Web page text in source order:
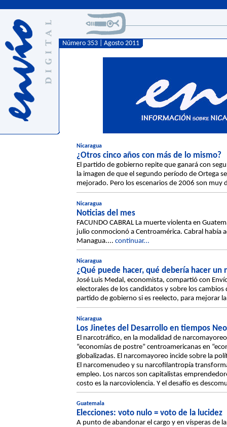
Número 353 | Agosto 2011
Nicaragua
¿Otros cinco años con más de lo mismo?
El partido de gobierno repite que ganará con
la imagen de que el segundo período de Ortega
mejorado. Pero los escenarios de 2006 son
Nicaragua
Noticias del mes
FACUNDO CABRAL La muerte violenta en
julio conmocionó a Centroamérica. Cabral había
Managua.... continuar...
Nicaragua
¿Qué puede hacer, qué debería hacer un
José Luis Medal, economista, compartió con
electorales de los candidatos y sobre los
partido de gobierno si es reelecto, para mejorar
Nicaragua
Los Jinetes del Desarrollo en tiempos
El narcotráfico, en la modalidad de
“economías de postre” centroamericanas en
globalizadas. El narcomayoreo incide sobre la
El narcomenudeo y su narcofilantropía
empleo. Los narcos son capitalistas
costo es la narcoviolencia. Y el desafío es
Guatemala
Elecciones: voto nulo = voto de la lucidez
A punto de abandonar el cargo y en vísperas de